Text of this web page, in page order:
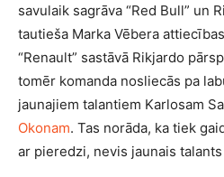
savulaik sagrāva “Red Bull” un
tautieša Marka Vēbera
“Renault” sastāvā Rikjardo
tomēr komanda nosliecās pa
jaunajiem talantiem Karlosam
Okonam. Tas norāda, ka tiek
ar pieredzi, nevis jaunais